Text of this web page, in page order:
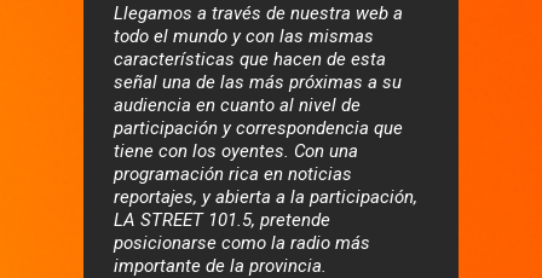
Llegamos a través de nuestra web a
todo el mundo y con las mismas
características que hacen de esta
señal una de las más próximas a su
audiencia en cuanto al nivel de
participación y correspondencia que
tiene con los oyentes. Con una
programación rica en noticias
reportajes, y abierta a la participación,
LA STREET 101.5, pretende
posicionarse como la radio más
importante de la provincia.